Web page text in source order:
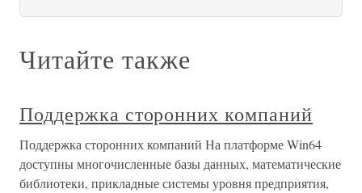
Читайте также
Поддержка сторонних компаний
Поддержка сторонних компаний На платформе Win64
доступны многочисленные базы данных, математические
библиотеки, прикладные системы уровня предприятия,